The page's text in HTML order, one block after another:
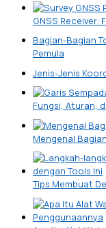
GNSS Receiver:
Bagian-Bagian
Pemula
Jenis-Jenis
Fungsi, Aturan,
Mengenal
Tips Membuat